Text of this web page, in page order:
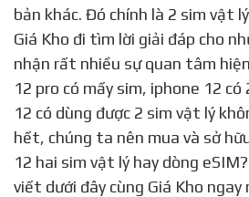
bản khác. Đó chính là 2 sim vật
Giá Kho đi tìm lời giải đáp cho
nhận rất nhiều sự quan tâm
12 pro có mấy sim, iphone 12
12 có dùng được 2 sim vật lý
hết, chúng ta nên mua và sở
12 hai sim vật lý hay dòng
viết dưới đây cùng Giá Kho ngay